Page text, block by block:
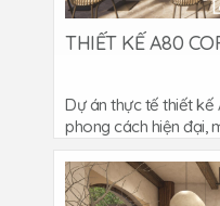
THIẾT KẾ A80
Dự án thực tế thiết kế
phong cách hiện đại,